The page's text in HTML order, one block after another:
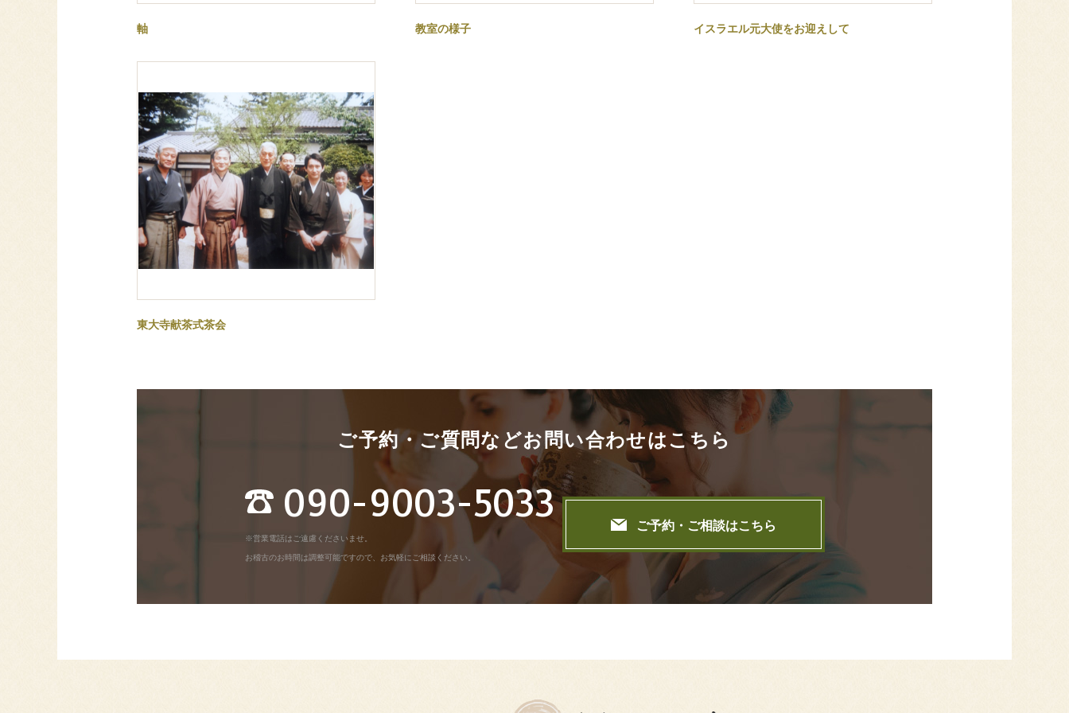
軸 教室の様子 イスラエル元大使をお迎えして
東大寺献茶式茶会
ご予約・ご質問などお問い合わせはこちら
090-9003-5033
※営業電話はご遠慮くださいませ。
お稽古のお時間は調整可能ですので、お気軽にご相談ください。
ご予約・ご相談はこちら